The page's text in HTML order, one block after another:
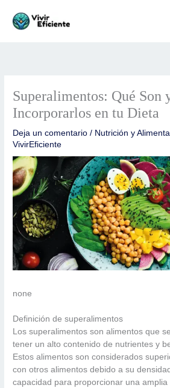
contenido
Superalimentos: Qué Son
Incorporarlos en tu Dieta
Deja un comentario / Nutrición y
VivirEficiente
none
Definición de superalimentos
Los superalimentos son alimentos que
tener un alto contenido de nutrientes y
Estos alimentos son considerados
con otros alimentos debido a su
capacidad para proporcionar una